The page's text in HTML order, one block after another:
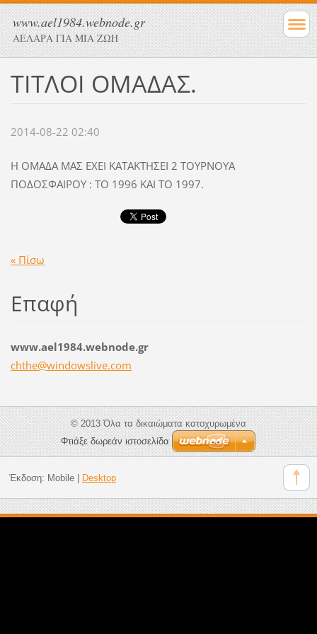
www.ael1984.webnode.gr
ΑΕΛΑΡΑ ΓΙΑ ΜΙΑ ΖΩΗ
ΤΙΤΛΟΙ ΟΜΑΔΑΣ.
2014-08-22 02:40
Η ΟΜΑΔΑ ΜΑΣ ΕΧΕΙ ΚΑΤΑΚΤΗΣΕΙ 2 ΤΟΥΡΝΟΥΑ
ΠΟΔΟΣΦΑΙΡΟΥ : ΤΟ 1996 ΚΑΙ ΤΟ 1997.
« Πίσω
Επαφή
www.ael1984.webnode.gr
chthe@windowslive.com
© 2013 Όλα τα δικαιώματα κατοχυρωμένα
Φτιάξε δωρεάν ιστοσελίδα
Έκδοση: Mobile| Desktop